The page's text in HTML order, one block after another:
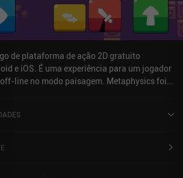
exigem muita coragem, mas proporcionam
de satisfação quando finalmente
de plataforma de ação 2D gratuito
e iOS. É uma experiência para um jogador
line no modo paisagem. Metaphysics foi